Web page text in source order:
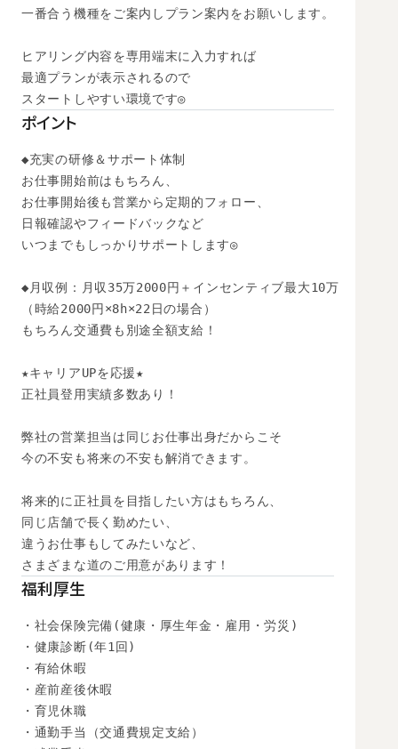
一番合う機種をご案内しプラン案内をお願いします。
ヒアリング内容を専用端末に入力すれば
最適プランが表示されるので
スタートしやすい環境です◎
ポイント
◆充実の研修＆サポート体制
お仕事開始前はもちろん、
お仕事開始後も営業から定期的フォロー、
日報確認やフィードバックなど
いつまでもしっかりサポートします◎
◆月収例：月収35万2000円＋インセンティブ最大10万
（時給2000円×8h×22日の場合）
もちろん交通費も別途全額支給！
★キャリアUPを応援★
正社員登用実績多数あり！
弊社の営業担当は同じお仕事出身だからこそ
今の不安も将来の不安も解消できます。
将来的に正社員を目指したい方はもちろん、
同じ店舗で長く勤めたい、
違うお仕事もしてみたいなど、
さまざまな道のご用意があります！
福利厚生
・社会保険完備(健康・厚生年金・雇用・労災)
・健康診断(年1回)
・有給休暇
・産前産後休暇
・育児休職
・通勤手当（交通費規定支給）